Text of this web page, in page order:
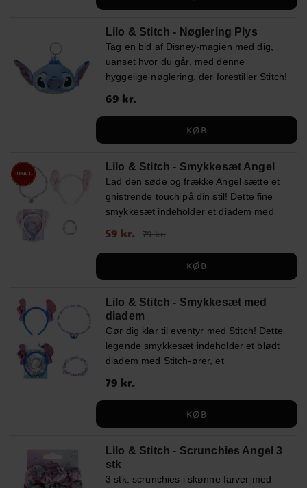
outfit. Kasketten er lavet i en blød og
har en omkreds på ca. 53 cm og er
justerbar bagpå, så den passer børn i
alderen ca. 4 til 6 år. Dette er et officielt
licenseret Disney-produkt fra Cerdá.
Lilo & Stitch - Nøglering Plys
Tag en bid af Disney-magien med dig,
uanset hvor du går, med denne
hyggelige nøglering, der forestiller Stitch!
Det bløde plydsdesign gør den ekstra
taske eller rygsæk. En vidunderlig lille
Pris:69 kr.
69 kr.
KØB
Lilo & Stitch - Smykkesæt Angel
Lad den søde og frække Angel sætte et
gnistrende touch på din stil! Dette fine
smykkesæt indeholder et diadem med
der elsker at skinne!
Nupris :59 kr.
59 kr. 79 kr.
KØB
Lilo & Stitch - Smykkesæt med
diadem
Gør dig klar til eventyr med Stitch! Dette
legende smykkesæt indeholder et blødt
diadem med Stitch-ører, et
perlearmbånd med "Ohana" og en
der ønsker at tilføje lidt magi til deres
Pris:79 kr.
79 kr.
KØB
Lilo & Stitch - Scrunchies Angel 3
stk
3 stk. scrunchies i skønne farver med